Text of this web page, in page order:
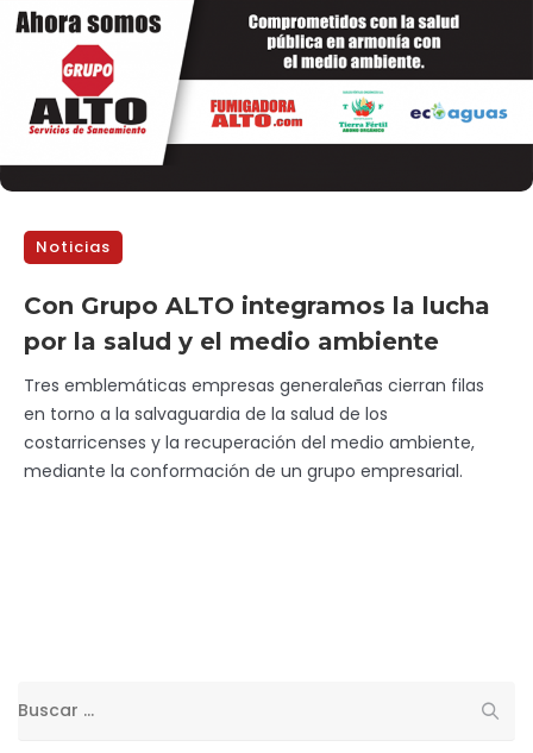
Noticias
Con Grupo ALTO integramos la lucha
por la salud y el medio ambiente
Tres emblemáticas empresas generaleñas cierran filas
en torno a la salvaguardia de la salud de los
costarricenses y la recuperación del medio ambiente,
mediante la conformación de un grupo empresarial.